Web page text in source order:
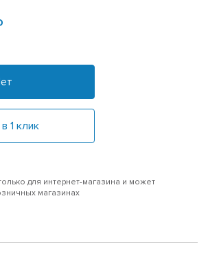
1 клик
для интернет-магазина и может
магазинах